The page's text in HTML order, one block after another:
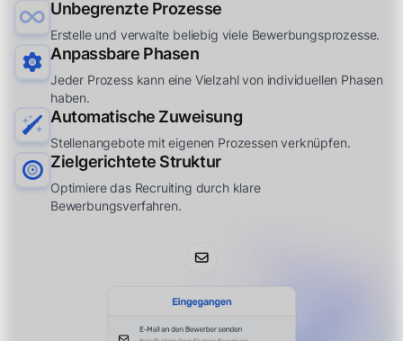
Unbegrenzte Prozesse
Erstelle und verwalte beliebig viele Bewerbungsprozesse.
Anpassbare Phasen
Jeder Prozess kann eine Vielzahl von individuellen Phasen
haben.
Automatische Zuweisung
Stellenangebote mit eigenen Prozessen verknüpfen.
Zielgerichtete Struktur
Optimiere das Recruiting durch klare
Bewerbungsverfahren.